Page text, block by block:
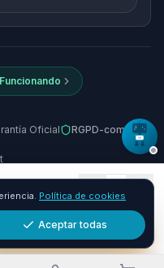
Comprar ya
Funcionando
Oficial RGPD-compliant
Política de cookies
Aceptar todas